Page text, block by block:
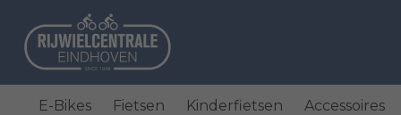
E-Bikes Fietsen Kinderfietsen Accessoires